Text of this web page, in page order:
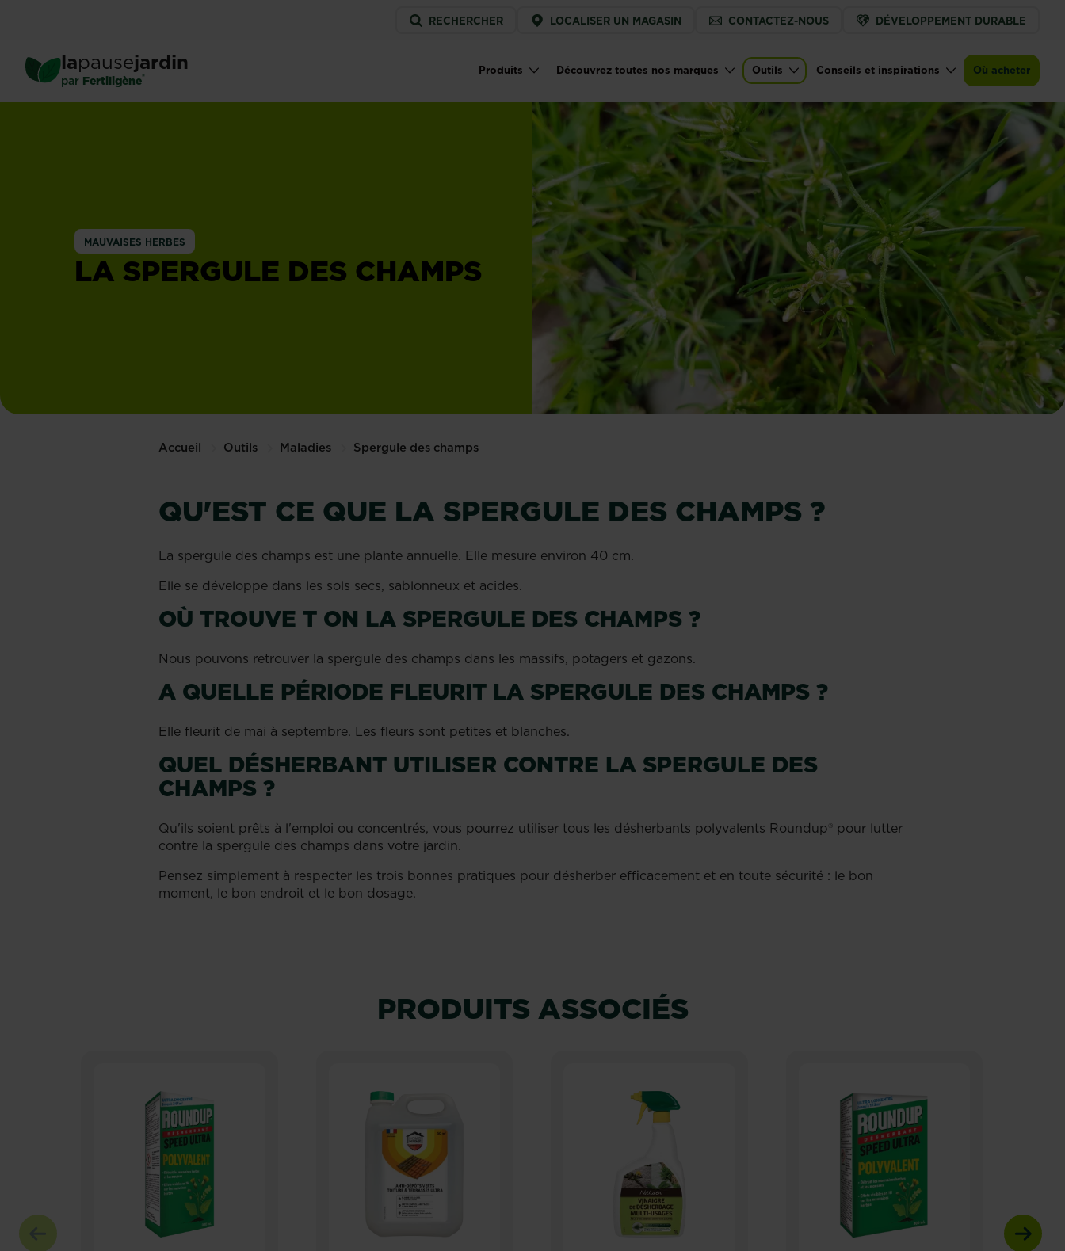
content
Service
menu
RECHERCHER LOCALISER UN MAGASIN CONTACTEZ-NOUS DÉVELOPPEMENT DURABLE
lapausejardin
par Fertiligène® Main navigation
Produits Découvrez toutes nos marques Outils Conseils et inspirations Où acheter
MAUVAISES HERBES
LA SPERGULE DES CHAMPS
Accueil Outils Maladies Spergule des champs
QU'EST CE QUE LA SPERGULE DES CHAMPS ?
La spergule des champs est une plante annuelle. Elle mesure environ 40 cm.
Elle se développe dans les sols secs, sablonneux et acides.
OÙ TROUVE T ON LA SPERGULE DES CHAMPS ?
Nous pouvons retrouver la spergule des champs dans les massifs, potagers et gazons.
A QUELLE PÉRIODE FLEURIT LA SPERGULE DES CHAMPS ?
Elle fleurit de mai à septembre. Les fleurs sont petites et blanches.
QUEL DÉSHERBANT UTILISER CONTRE LA SPERGULE DES
CHAMPS ?
Qu'ils soient prêts à l'emploi ou concentrés, vous pourrez utiliser tous les désherbants polyvalents Roundup® pour lutter
contre la spergule des champs dans votre jardin.
Pensez simplement à respecter les trois bonnes pratiques pour désherber efficacement et en toute sécurité : le bon
moment, le bon endroit et le bon dosage.
PRODUITS ASSOCIÉS